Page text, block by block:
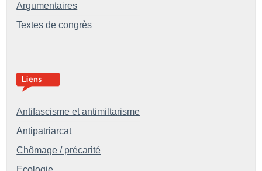
Argumentaires
Textes de congrès
Antifascisme et antimiltarisme
Antipatriarcat
Chômage / précarité